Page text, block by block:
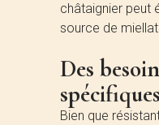
châtaignier peut
source de
Des
spécifiques
Bien que